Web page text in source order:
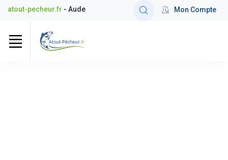
atout-pecheur.fr - Aude Mon Compte